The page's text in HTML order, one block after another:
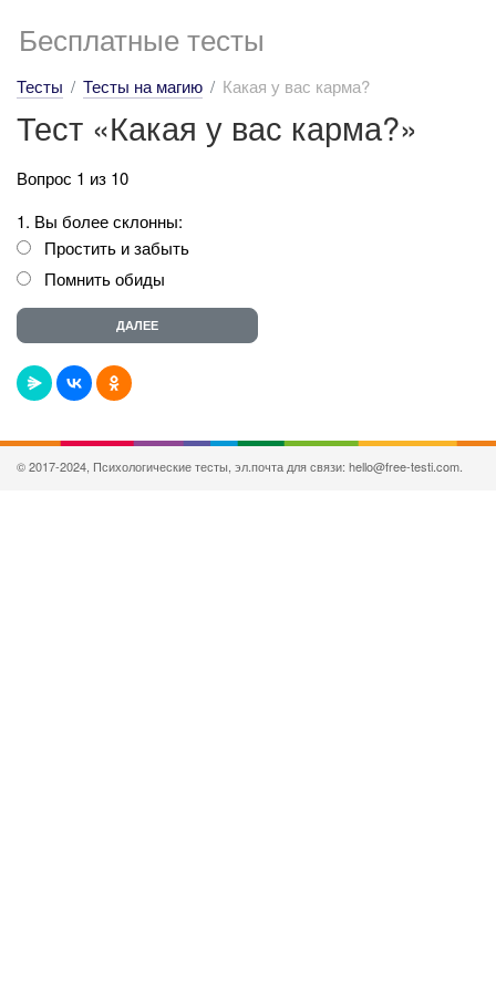
Бесплатные тесты
Тесты Тесты на магию Какая у вас карма?
Тест «Какая у вас карма?»
Вопрос 1 из 10
1. Вы более склонны:
Простить и забыть
Помнить обиды
© 2017-2024, Психологические тесты, эл.почта для связи: hello@free-testi.com.